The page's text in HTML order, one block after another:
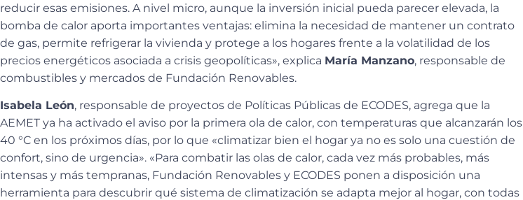
reducir esas emisiones. A nivel micro, aunque la inversión inicial pueda parecer elevada, la
bomba de calor aporta importantes ventajas: elimina la necesidad de mantener un contrato
de gas, permite refrigerar la vivienda y protege a los hogares frente a la volatilidad de los
precios energéticos asociada a crisis geopolíticas», explica María Manzano, responsable de
combustibles y mercados de Fundación Renovables.
Isabela León, responsable de proyectos de Políticas Públicas de ECODES, agrega que la
AEMET ya ha activado el aviso por la primera ola de calor, con temperaturas que alcanzarán los
40 °C en los próximos días, por lo que «climatizar bien el hogar ya no es solo una cuestión de
confort, sino de urgencia». «Para combatir las olas de calor, cada vez más probables, más
intensas y más tempranas, Fundación Renovables y ECODES ponen a disposición una
herramienta para descubrir qué sistema de climatización se adapta mejor al hogar, con todas